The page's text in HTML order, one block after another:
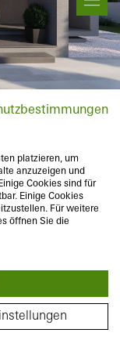
platzieren, um
anzuzeigen und
Cookies sind für
Einige Cookies
Für weitere
öffnen Sie die